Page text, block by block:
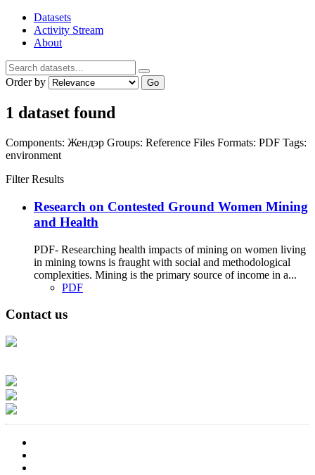
Datasets
Activity Stream
About
Order by Go
1 dataset found
Components: Жендэр Groups: Reference Files Formats: PDF Tags:
environment
Filter Results
Research on Contested Ground Women Mining
and Health
PDF- Researching health impacts of mining on women living
in mining towns is fraught with social and methodological
complexities. Mining is the primary source of income in a...
PDF
Contact us